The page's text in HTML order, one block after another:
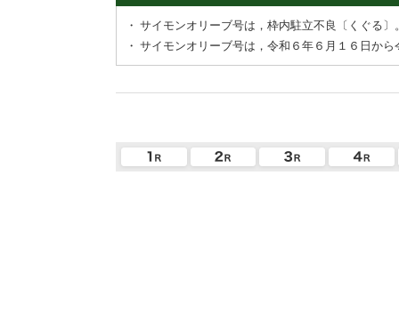
・ サイモンオリーブ号は，枠内駐立不良〔くぐる
・ サイモンオリーブ号は，令和６年６月１６日か